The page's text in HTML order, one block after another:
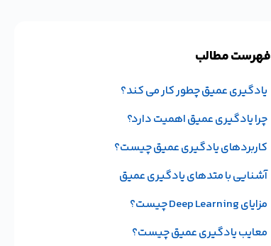
فهرست مطالب
یادگیری عمیق چطور کار می کند؟
چرا یادگیری عمیق اهمیت دارد؟
کاربردهای یادگیری عمیق چیست؟
آشنایی با متدهای یادگیری عمیق
مزایای Deep Learning چیست؟
معایب یادگیری عمیق چیست؟